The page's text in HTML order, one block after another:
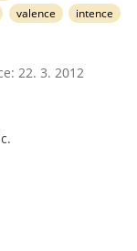
valence intence
22. 3. 2012